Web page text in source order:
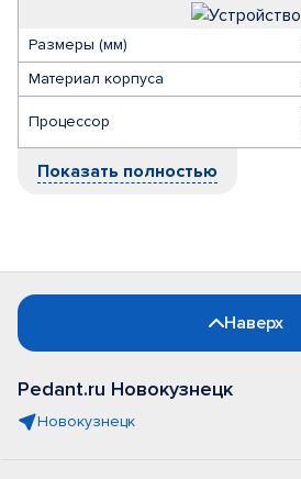
Размеры (мм)
Материал корпуса
Процессор
Показать полностью
Наверх
Pedant.ru Новокузнецк
Новокузнецк